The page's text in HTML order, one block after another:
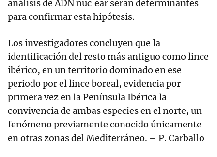
análisis de ADN nuclear serán determinantes
para confirmar esta hipótesis.
Los investigadores concluyen que la
identificación del resto más antiguo como lince
ibérico, en un territorio dominado en ese
periodo por el lince boreal, evidencia por
primera vez en la Península Ibérica la
convivencia de ambas especies en el norte, un
fenómeno previamente conocido únicamente
en otras zonas del Mediterráneo. – P. Carballo